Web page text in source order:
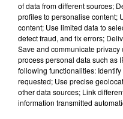
23 juillet 2026
of data from different sources;
profiles to personalise content;
content; Use limited data to
detect fraud, and fix errors;
Save and communicate
process personal data such as
following functionalities:
requested; Use precise
other data sources; Link
information transmitted